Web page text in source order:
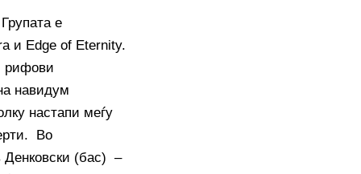
е
и Edge of Eternity.
рифови
навидум
настапи меѓу
Во
(бас) –